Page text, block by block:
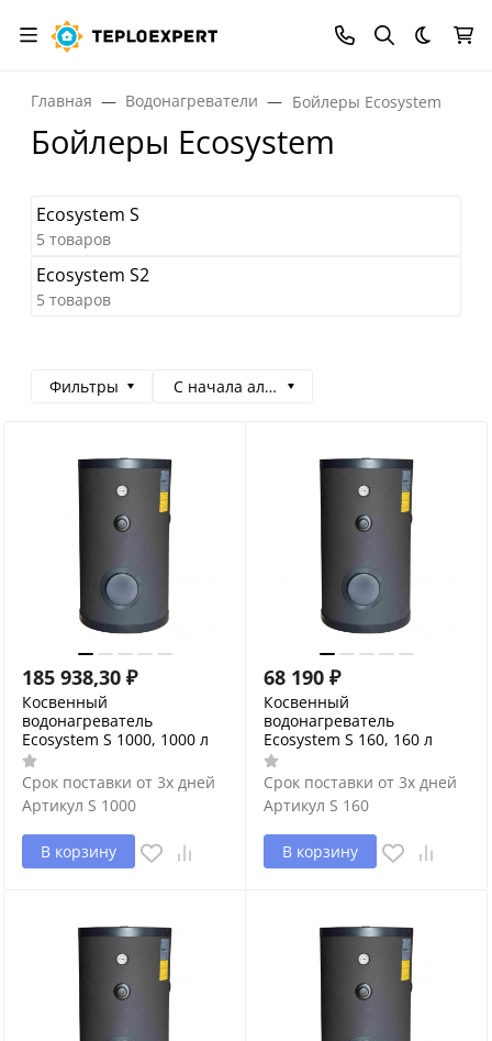
Темная
Главная Водонагреватели Бойлеры Eсosystem
Бойлеры Eсosystem
Ecosystem S
5 товаров
Ecosystem S2
5 товаров
Фильтры С начала алфавита
185 938,30 ₽
Косвенный
водонагреватель
Ecosystem S 1000, 1000 л
Срок поставки от 3х дней
Артикул S 1000
В корзину
68 190 ₽
Косвенный
водонагреватель
Ecosystem S 160, 160 л
Срок поставки от 3х дней
Артикул S 160
В корзину